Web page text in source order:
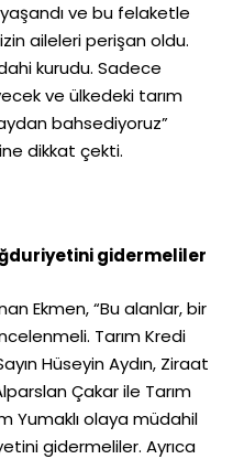
ve bu felaketle
aileleri perişan oldu.
kurudu. Sadece
ve ülkedeki tarım
bahsediyoruz”
dikkat çekti.
gidermeliler
Ekmen, “Bu alanlar, bir
Tarım Kredi
Hüseyin Aydın, Ziraat
Çakar ile Tarım
Yumaklı olaya müdahil
gidermeliler. Ayrıca